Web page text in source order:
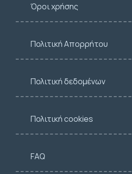
Όροι χρήσης
Πολιτική Απορρήτου
Πολιτική δεδομένων
Πολιτική cookies
FAQ